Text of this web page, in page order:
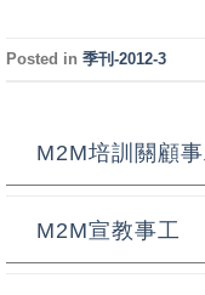
Posted in 季刊-2012-3
M2M培訓關顧
M2M宣教事工